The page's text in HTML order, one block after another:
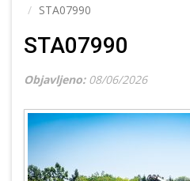
STA07990
STA07990
Objavljeno: 08/06/2026